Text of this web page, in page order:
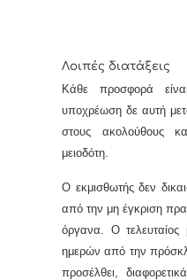
Λοιπές διατάξεις
Κάθε προσφορά
υποχρέωση δε αυτή
στους ακολούθους
μειοδότη.
Ο εκμισθωτής δεν
από την μη έγκριση
όργανα. Ο τελευταίος
ημερών από την
προσέλθει,